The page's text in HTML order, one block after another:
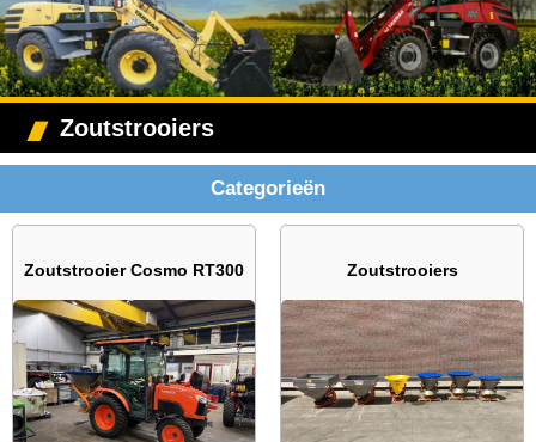
Zoutstrooiers
Categorieën
Zoutstrooier Cosmo RT300 Zoutstrooiers